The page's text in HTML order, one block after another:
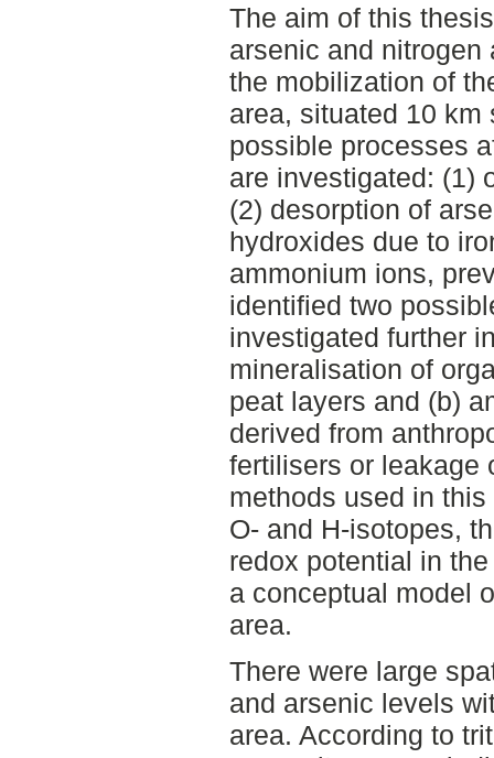
The aim of this
arsenic and
the mobilization of
area, situated 10 km
possible processes
are investigated: (1)
(2) desorption of
hydroxides due to
ammonium ions,
identified two
investigated further
mineralisation of
peat layers and (b)
derived from
fertilisers or leakage
methods used in
O- and H-isotopes,
redox potential in
a conceptual model
area.
There were large
and arsenic levels
area. According to